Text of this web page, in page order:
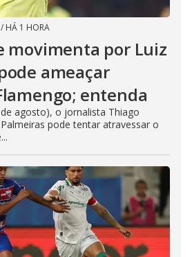
/ HÁ 1 HORA
movimenta por Luiz
ameaçar
entenda
agosto), o jornalista Thiago
pode tentar atravessar o